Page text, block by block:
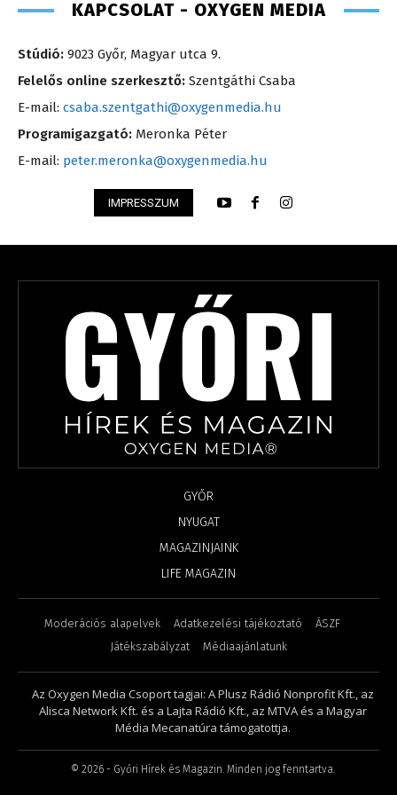
KAPCSOLAT - OXYGEN MEDIA
Stúdió: 9023 Győr, Magyar utca 9.
Felelős online szerkesztő: Szentgáthi Csaba
E-mail: csaba.szentgathi@oxygenmedia.hu
Programigazgató: Meronka Péter
E-mail: peter.meronka@oxygenmedia.hu
IMPRESSZUM
GYŐR
NYUGAT
MAGAZINJAINK
LIFE MAGAZIN
Moderációs alapelvek Adatkezelési tájékoztató
ÁSZF
Játékszabályzat
Médiaajánlatunk
Az Oxygen Media Csoport tagjai: A Plusz Rádió Nonprofit Kft., az
Alisca Network Kft. és a Lajta Rádió Kft., az MTVA és a Magyar
Média Mecanatúra támogatottja.
© 2026 - Győri Hírek és Magazin. Minden jog fenntartva.